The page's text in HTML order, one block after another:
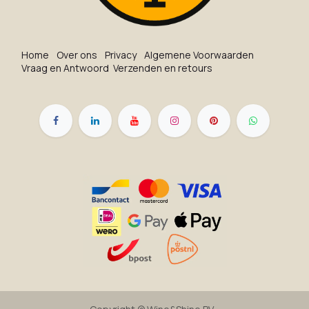
Ho​me O​ve​r on​s Privacy Algemene Voorwaarden
Vraag en Antwoord Verzenden en retours